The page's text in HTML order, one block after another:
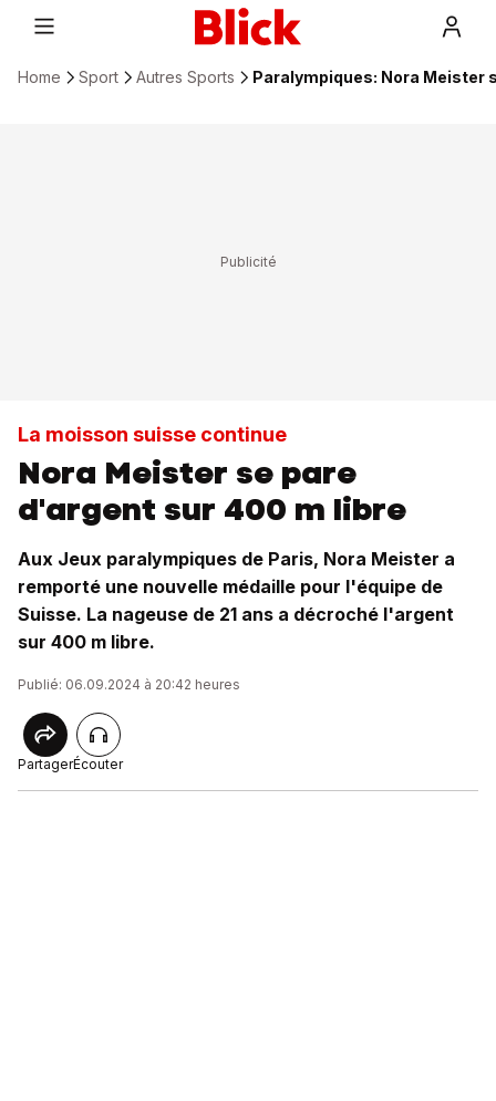
Home Sport Autres Sports Paralympiques: Nora Meister
La moisson suisse continue
Nora Meister se pare
d'argent sur 400 m libre
Aux Jeux paralympiques de Paris, Nora Meister a
remporté une nouvelle médaille pour l'équipe de
Suisse. La nageuse de 21 ans a décroché l'argent
sur 400 m libre.
Publié: 06.09.2024 à 20:42 heures
PartagerÉcouter